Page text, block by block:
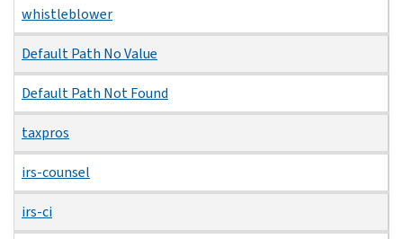
whistleblower
Default Path No Value
Default Path Not Found
taxpros
irs-counsel
irs-ci